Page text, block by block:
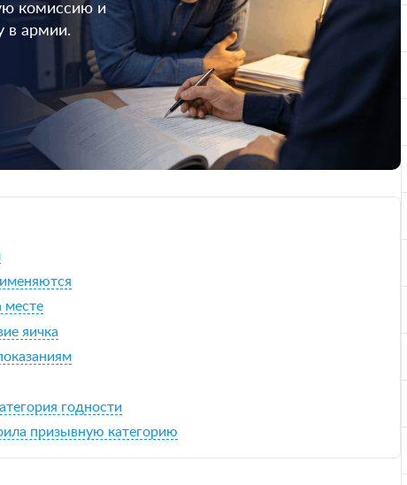
комиссию и
в армии.
месте
яичка
годности
призывную категорию